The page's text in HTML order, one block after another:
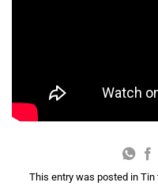
This entry was posted in Tin